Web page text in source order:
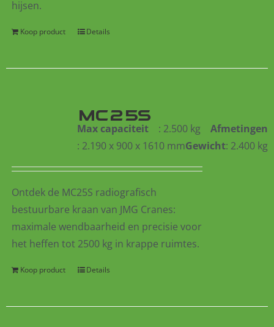
hijsen.
Koop product Details
MC25S
Max capaciteit : 2.500 kg
Afmetingen
: 2.190 x 900 x 1610 mmGewicht: 2.400 kg
Ontdek de MC25S radiografisch
bestuurbare kraan van JMG Cranes:
maximale wendbaarheid en precisie voor
het heffen tot 2500 kg in krappe ruimtes.
Koop product Details